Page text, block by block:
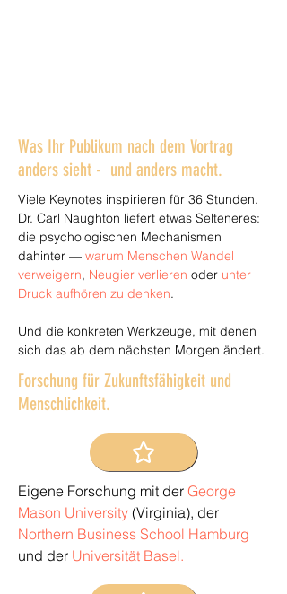
Was Ihr Publikum nach dem Vortrag
anders sieht - und anders macht.
Viele Keynotes inspirieren für 36 Stunden.
Dr. Carl Naughton liefert etwas Selteneres:
die psychologischen Mechanismen
dahinter — warum Menschen Wandel
verweigern, Neugier verlieren oder unter
Druck aufhören zu denken.
Und die konkreten Werkzeuge, mit denen
sich das ab dem nächsten Morgen ändert.
Forschung für Zukunftsfähigkeit und
Menschlichkeit.
Eigene Forschung mit der George
Mason University (Virginia), der
Northern Business School Hamburg
und der Universität Basel.